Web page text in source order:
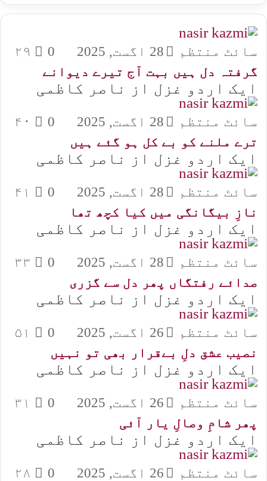
سائٹ منتظم 28 اگست, 2025 0
گرفتہ دل ہیں بہت آج تیرے دیوانے
ایک اردو غزل از ناصر کاظمی
سائٹ منتظم 28 اگست, 2025 0
ترے ملنے کو بے کل ہو گئے ہیں
ایک اردو غزل از ناصر کاظمی
سائٹ منتظم 28 اگست, 2025 0
نازِ بیگانگی میں کیا کچھ تھا
ایک اردو غزل از ناصر کاظمی
سائٹ منتظم 28 اگست, 2025 0
صدائے رفتگاں پھر دل سے گزری
ایک اردو غزل از ناصر کاظمی
سائٹ منتظم 26 اگست, 2025 0
نصیب عشق دلِ بےقرار بھی تو نہیں
ایک اردو غزل از ناصر کاظمی
سائٹ منتظم 26 اگست, 2025 0
پھر شامِ وصالِ یار آئی
ایک اردو غزل از ناصر کاظمی
سائٹ منتظم 26 اگست, 2025 0